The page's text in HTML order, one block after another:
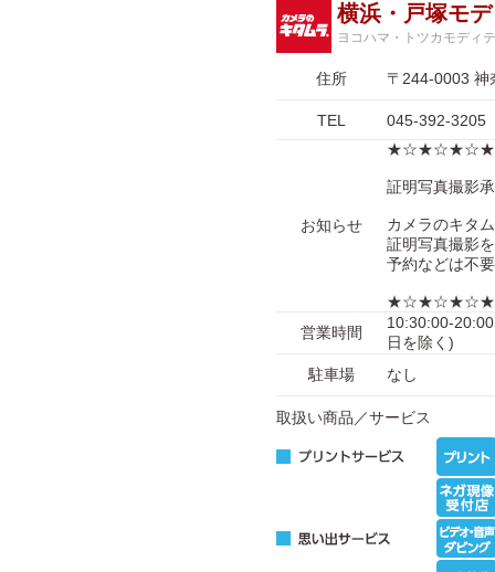
横浜・戸塚モ
ヨコハマ・トツカモディ
住所 〒244-0003 神
TEL 045-392-3205
お知らせ
証明写真撮影
カメラのキタ
証明写真撮影
予約などは不
営業時間
10:30:00-
日を除く)
駐車場
なし
取扱い商品／サービス